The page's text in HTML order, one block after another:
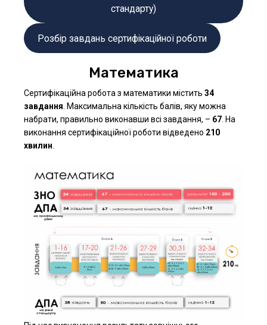
стандарту)
Розбір завдань сертифікаційної роботи
Математика
Сертифікаційна робота з математики містить 34
завдання . Максимальна кількість балів, яку можна
набрати, правильно виконавши всі завдання, – 67 . На
виконання сертифікаційної роботи відведено 210
хвилин